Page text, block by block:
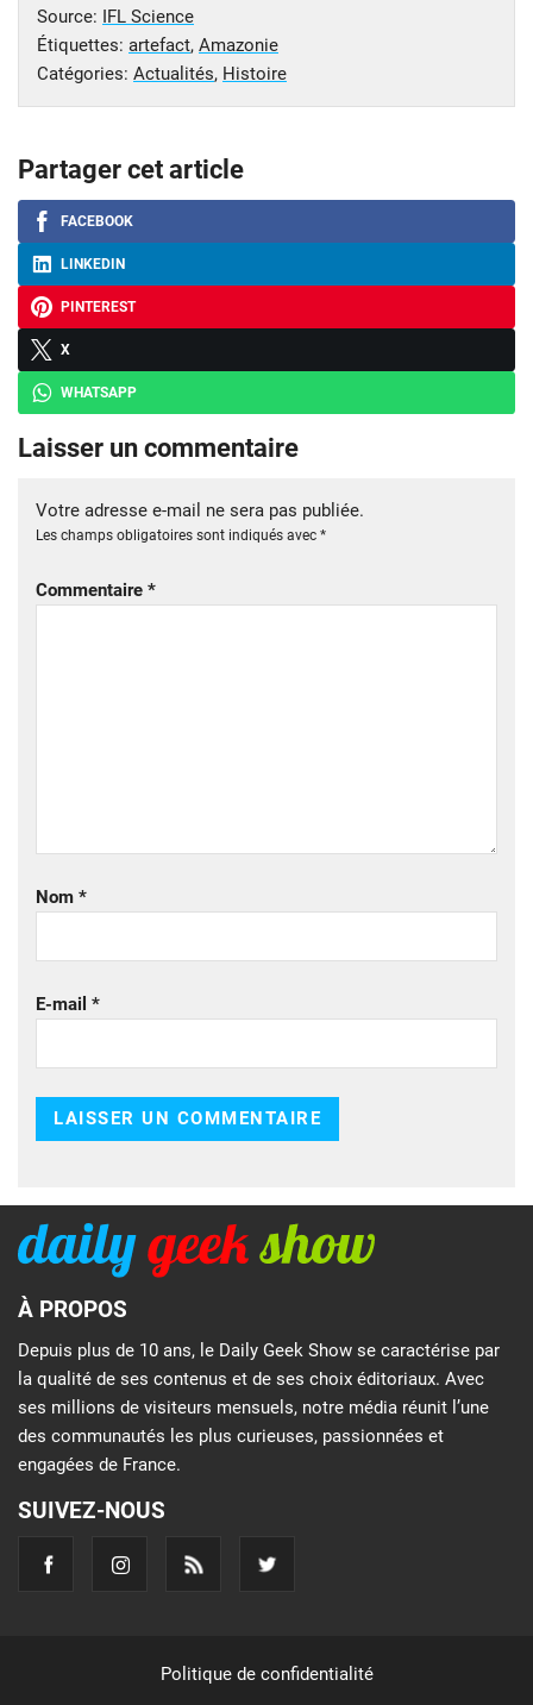
Source: IFL Science
Étiquettes: artefact, Amazonie
Catégories: Actualités, Histoire
Partager cet article
FACEBOOK
LINKEDIN
PINTEREST
X
WHATSAPP
Laisser un commentaire
Votre adresse e-mail ne sera pas publiée.
Les champs obligatoires sont indiqués avec *
Commentaire *
Nom *
E-mail *
À PROPOS
Depuis plus de 10 ans, le Daily Geek Show se caractérise par
la qualité de ses contenus et de ses choix éditoriaux. Avec
ses millions de visiteurs mensuels, notre média réunit l’une
des communautés les plus curieuses, passionnées et
engagées de France.
SUIVEZ-NOUS
Politique de confidentialité